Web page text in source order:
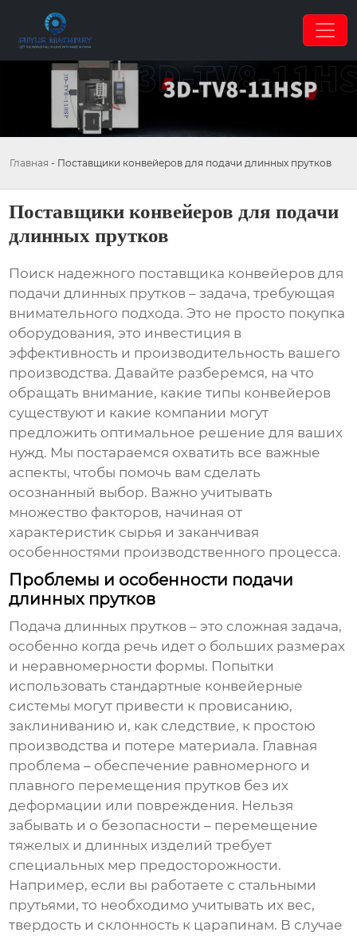
Главная - Поставщики конвейеров для подачи длинных прутков
Поставщики конвейеров для подачи
длинных прутков
Поиск надежного поставщика конвейеров для
подачи длинных прутков – задача, требующая
внимательного подхода. Это не просто покупка
оборудования, это инвестиция в
эффективность и производительность вашего
производства. Давайте разберемся, на что
обращать внимание, какие типы конвейеров
существуют и какие компании могут
предложить оптимальное решение для ваших
нужд. Мы постараемся охватить все важные
аспекты, чтобы помочь вам сделать
осознанный выбор. Важно учитывать
множество факторов, начиная от
характеристик сырья и заканчивая
особенностями производственного процесса.
Проблемы и особенности подачи
длинных прутков
Подача длинных прутков – это сложная задача,
особенно когда речь идет о больших размерах
и неравномерности формы. Попытки
использовать стандартные конвейерные
системы могут привести к провисанию,
заклиниванию и, как следствие, к простою
производства и потере материала. Главная
проблема – обеспечение равномерного и
плавного перемещения прутков без их
деформации или повреждения. Нельзя
забывать и о безопасности – перемещение
тяжелых и длинных изделий требует
специальных мер предосторожности.
Например, если вы работаете с стальными
прутьями, то необходимо учитывать их вес,
твердость и склонность к царапинам. В случае